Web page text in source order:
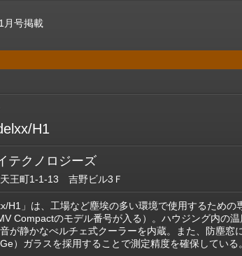
月号掲載
H1
テクノロジーズ
王町1-1-13 吉野ビル3Ｆ
」は、工場など塵埃の多い環境で使用するための
Compactのモデル番号が入る）。ハウジング内の
が静かなぺルチェ式クーラーを内蔵。また、防塵窓
）ガラスを採用することで測定精度を確保している。